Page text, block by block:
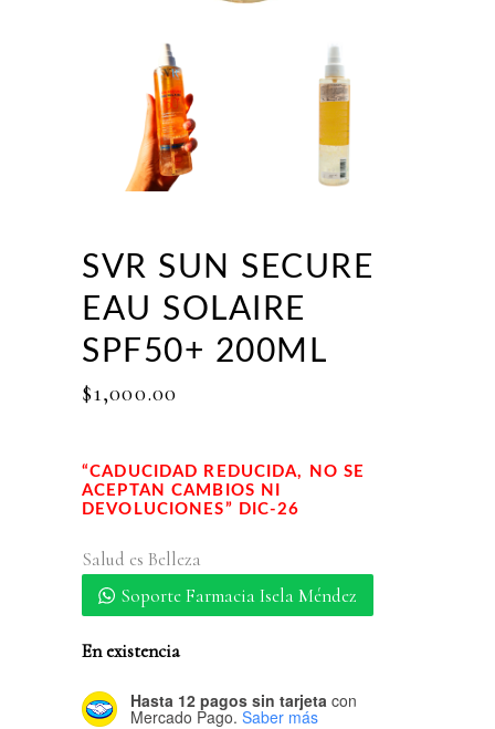
SVR SUN SECURE
EAU SOLAIRE
SPF50+ 200ML
$1,000.00
“CADUCIDAD REDUCIDA, NO SE
ACEPTAN CAMBIOS NI
DEVOLUCIONES” DIC-26
Salud es Belleza
Soporte Farmacia Isela Méndez
En existencia
Hasta 12 pagos sin tarjeta con
Mercado Pago. Saber más